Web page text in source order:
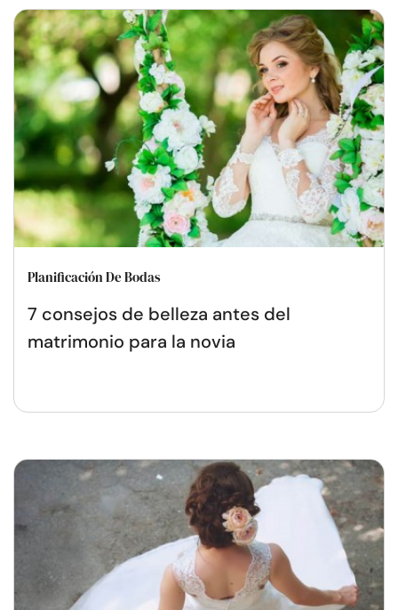
Planificación De Bodas
7 consejos de belleza antes del
matrimonio para la novia